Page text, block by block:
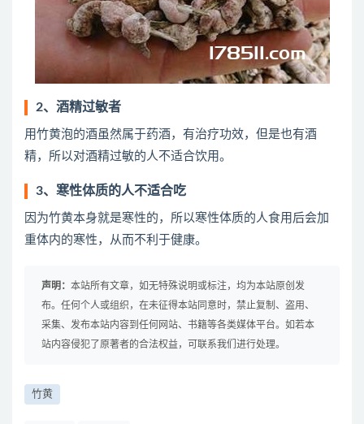
2、酒精过敏者
用竹黄泡的酒虽然属于药酒，有治疗功效，但是也有酒
精，所以对酒精过敏的人不适合饮用。
3、寒性体质的人不适合吃
因为竹黄本身就是寒性的，所以寒性体质的人食用后会加
重体内的寒性，从而不利于健康。
声明： 本站所有文章，如无特殊说明或标注，均为本站原创发
布。任何个人或组织，在未征得本站同意时，禁止复制、盗用、
采集、发布本站内容到任何网站、书籍等各类媒体平台。如若本
站内容侵犯了原著者的合法权益，可联系我们进行处理。
竹黄